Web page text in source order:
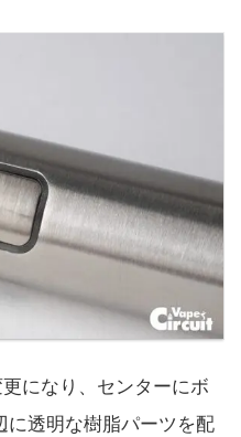
になり、センターにボ
に透明な樹脂パーツを配